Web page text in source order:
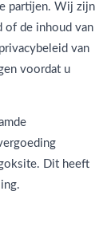
partijen. Wij zijn
of de inhoud van
van
voordat u
Dit heeft